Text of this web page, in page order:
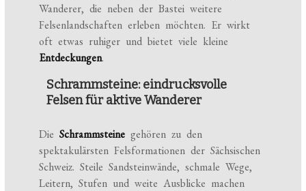
Wanderer, die neben der Bastei weitere
Felsenlandschaften erleben möchten. Er wirkt
oft etwas ruhiger und bietet viele kleine
Entdeckungen.
Schrammsteine: eindrucksvolle
Felsen für aktive Wanderer
DieSchrammsteine gehören zu den
spektakulärsten Felsformationen der Sächsischen
Schweiz. Steile Sandsteinwände, schmale Wege,
Leitern, Stufen und weite Ausblicke machen